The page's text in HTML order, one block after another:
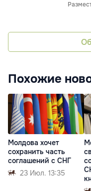
Похожие
Молдова хочет
сохранить часть
соглашений с СНГ
23 Июл. 13:35